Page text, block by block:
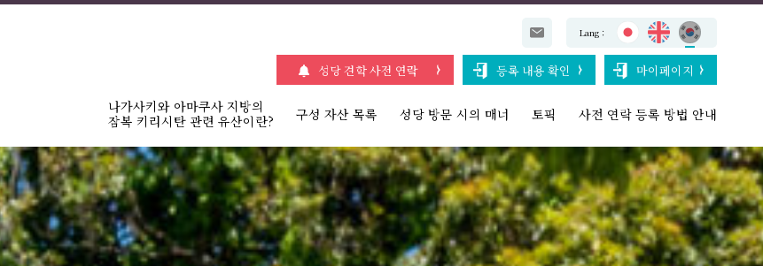
Lang：
성당 견학 사전 연락 등록 내용 확인 마이페이지
나가사키와 아마쿠사 지방의
잠복 키리시탄 관련 유산이란?
구성 자산 목록 성당 방문 시의 매너 토픽 사전 연락 등록 방법 안내